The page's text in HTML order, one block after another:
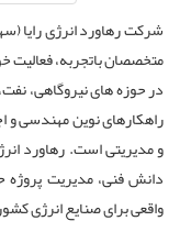
در حوزه های نیروگاهی،
راهکارهای نوین مهندسی و
و مدیریتی است. رهاورد
دانش فنی، مدیریت پروژه
واقعی برای صنایع انرژی